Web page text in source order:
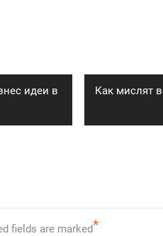
идеи в
Next
Как мислят
fields are marked*